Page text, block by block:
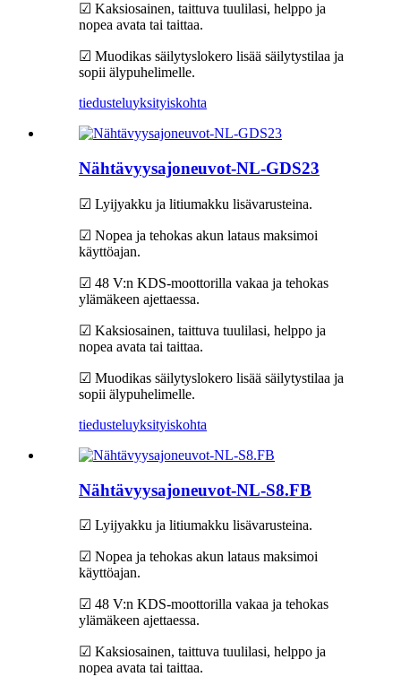
☑ Kaksiosainen, taittuva tuulilasi, helppo ja
nopea avata tai taittaa.
☑ Muodikas säilytyslokero lisää säilytystilaa ja
sopii älypuhelimelle.
tiedusteluyksityiskohta
Nähtävyysajoneuvot-NL-GDS23
☑ Lyijyakku ja litiumakku lisävarusteina.
☑ Nopea ja tehokas akun lataus maksimoi
käyttöajan.
☑ 48 V:n KDS-moottorilla vakaa ja tehokas
ylämäkeen ajettaessa.
☑ Kaksiosainen, taittuva tuulilasi, helppo ja
nopea avata tai taittaa.
☑ Muodikas säilytyslokero lisää säilytystilaa ja
sopii älypuhelimelle.
tiedusteluyksityiskohta
Nähtävyysajoneuvot-NL-S8.FB
☑ Lyijyakku ja litiumakku lisävarusteina.
☑ Nopea ja tehokas akun lataus maksimoi
käyttöajan.
☑ 48 V:n KDS-moottorilla vakaa ja tehokas
ylämäkeen ajettaessa.
☑ Kaksiosainen, taittuva tuulilasi, helppo ja
nopea avata tai taittaa.